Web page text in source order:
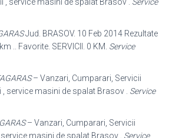
, service masini de spalat Brasov . Service
Jud. BRASOV. 10 Feb 2014 Rezultate
.. Favorite. SERVICII. 0 KM. Service
– Vanzari, Cumparari, Servicii
, service masini de spalat Brasov . Service
– Vanzari, Cumparari, Servicii
service masini de spalat Brasov . Service